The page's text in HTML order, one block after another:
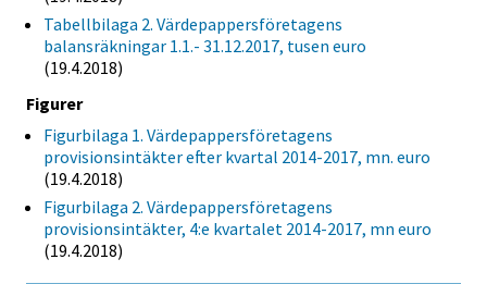
Tabellbilaga 2. Värdepappersföretagens
balansräkningar 1.1.- 31.12.2017, tusen euro
(19.4.2018)
Figurer
Figurbilaga 1. Värdepappersföretagens
provisionsintäkter efter kvartal 2014-2017, mn. euro
(19.4.2018)
Figurbilaga 2. Värdepappersföretagens
provisionsintäkter, 4:e kvartalet 2014-2017, mn euro
(19.4.2018)